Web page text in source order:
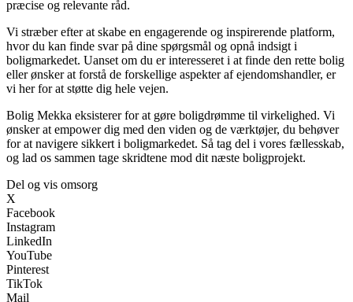
præcise og relevante råd.
Vi stræber efter at skabe en engagerende og inspirerende platform,
hvor du kan finde svar på dine spørgsmål og opnå indsigt i
boligmarkedet. Uanset om du er interesseret i at finde den rette bolig
eller ønsker at forstå de forskellige aspekter af ejendomshandler, er
vi her for at støtte dig hele vejen.
Bolig Mekka eksisterer for at gøre boligdrømme til virkelighed. Vi
ønsker at empower dig med den viden og de værktøjer, du behøver
for at navigere sikkert i boligmarkedet. Så tag del i vores fællesskab,
og lad os sammen tage skridtene mod dit næste boligprojekt.
Del og vis omsorg
X
Facebook
Instagram
LinkedIn
YouTube
Pinterest
TikTok
Mail